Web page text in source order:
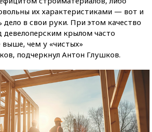
их характеристиками — вот и
дело в свои руки. При этом качество
девелоперским крылом часто
выше, чем у «чистых»
подчеркнул Антон Глушков.